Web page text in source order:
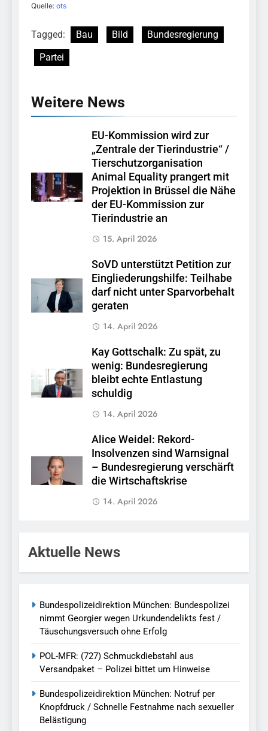
Quelle: ots
Tagged: Bau Bild
Bundesregierung
Partei
Weitere News
EU-Kommission wird zur
„Zentrale der Tierindustrie“ /
Tierschutzorganisation
Animal Equality prangert mit
Projektion in Brüssel die Nähe
der EU-Kommission zur
Tierindustrie an
15. April 2026
SoVD unterstützt Petition zur
Eingliederungshilfe: Teilhabe
darf nicht unter Sparvorbehalt
geraten
14. April 2026
Kay Gottschalk: Zu spät, zu
wenig: Bundesregierung
bleibt echte Entlastung
schuldig
14. April 2026
Alice Weidel: Rekord-
Insolvenzen sind Warnsignal
– Bundesregierung verschärft
die Wirtschaftskrise
14. April 2026
Aktuelle News
Bundespolizeidirektion München: Bundespolizei
nimmt Georgier wegen Urkundendelikts fest /
Täuschungsversuch ohne Erfolg
POL-MFR: (727) Schmuckdiebstahl aus
Versandpaket – Polizei bittet um Hinweise
Bundespolizeidirektion München: Notruf per
Knopfdruck / Schnelle Festnahme nach sexueller
Belästigung